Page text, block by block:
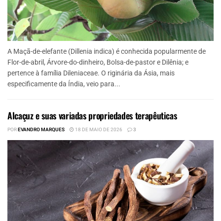
A Maçã-de-elefante (Dillenia indica) é conhecida popularmente de
Flor-de-abril, Árvore-do-dinheiro, Bolsa-de-pastor e Dilênia; e
pertence à família Dileniaceae. O riginária da Ásia, mais
especificamente da Índia, veio para...
Alcaçuz e suas variadas propriedades terapêuticas
POREVANDRO MARQUES 18 DE MAIO DE 2026 3